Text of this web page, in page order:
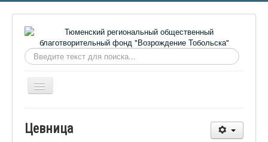
Искать...
Включить/
выключить
О фонде
Цевница